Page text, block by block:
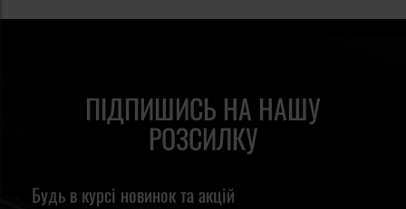
ПІДПИШИСЬ НА НАШУ
РОЗСИЛКУ
Будь в курсі новинок та акцій